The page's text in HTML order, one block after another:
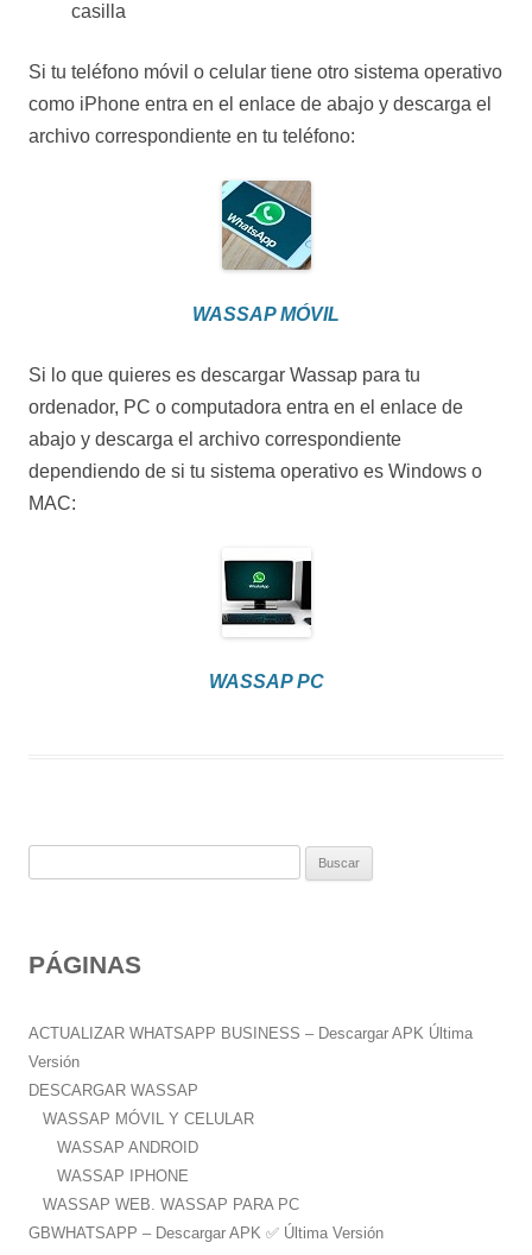
casilla
Si tu teléfono móvil o celular tiene otro sistema operativo
como iPhone entra en el enlace de abajo y descarga el
archivo correspondiente en tu teléfono:
WASSAP MÓVIL
Si lo que quieres es descargar Wassap para tu
ordenador, PC o computadora entra en el enlace de
abajo y descarga el archivo correspondiente
dependiendo de si tu sistema operativo es Windows o
MAC:
WASSAP PC
a
:
PÁGINAS
ACTUALIZAR WHATSAPP BUSINESS – Descargar APK Última
Versión
DESCARGAR WASSAP
WASSAP MÓVIL Y CELULAR
WASSAP ANDROID
WASSAP IPHONE
WASSAP WEB. WASSAP PARA PC
GBWHATSAPP – Descargar APK ✅️ Última Versión